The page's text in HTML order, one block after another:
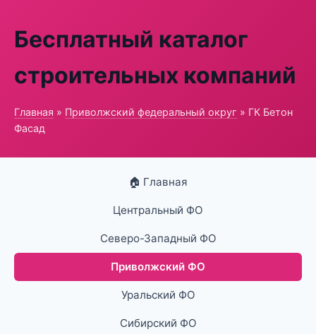
Бесплатный каталог
строительных компаний
Главная » Приволжский федеральный округ » ГК Бетон
Фасад
🏠 Главная
Центральный ФО
Северо-Западный ФО
Приволжский ФО
Уральский ФО
Сибирский ФО